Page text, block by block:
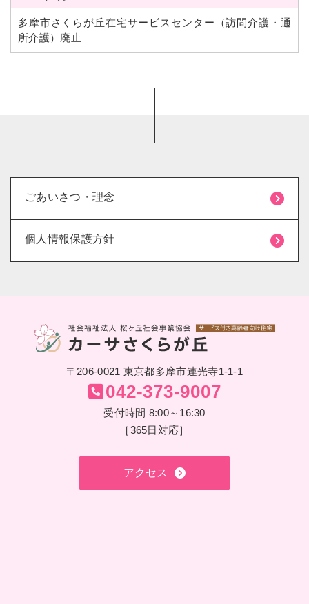
多摩市さくらが丘在宅サービスセンター（訪問介護・通
所介護）廃止
ごあいさつ・理念
個人情報保護方針
〒206-0021 東京都多摩市連光寺1-1-1
042-373-9007
受付時間 8:00～16:30
［365日対応］
アクセス